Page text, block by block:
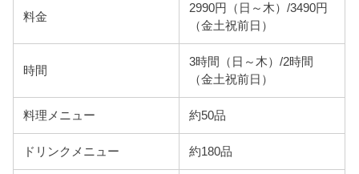
料金
2990円（日～木）/3490円
（金土祝前日）
時間
3時間（日～木）/2時間
（金土祝前日）
料理メニュー 約50品
ドリンクメニュー 約180品